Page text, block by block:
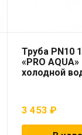
Труба PN10
«PRO
холодной
3 453₽